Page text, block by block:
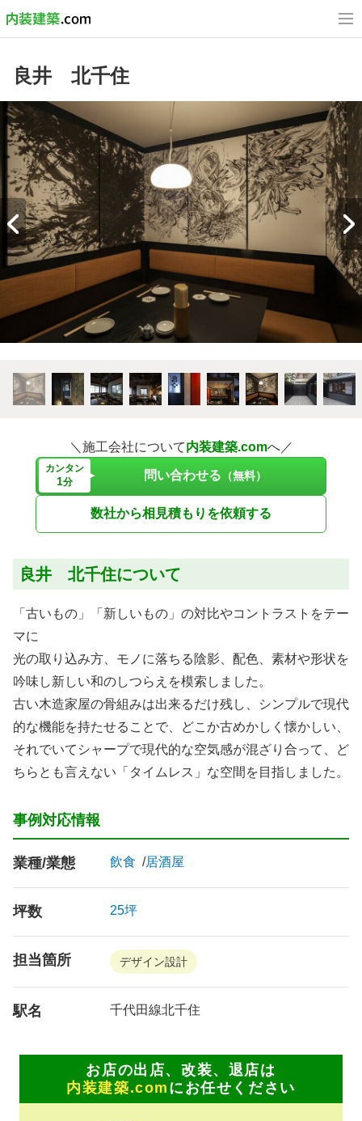
良井 北千住
＼施工会社について内装建築.comへ／
カンタン
1分 問い合わせる （無料）
数社から相見積もりを依頼する
良井 北千住について
「古いもの」「新しいもの」の対比やコントラストをテー
マに
光の取り込み方、モノに落ちる陰影、配色、素材や形状を
吟味し新しい和のしつらえを模索しました。
古い木造家屋の骨組みは出来るだけ残し、シンプルで現代
的な機能を持たせることで、どこか古めかしく懐かしい、
それでいてシャープで現代的な空気感が混ざり合って、ど
ちらとも言えない「タイムレス」な空間を目指しました。
事例対応情報
業種/業態 飲食 居酒屋
坪数 25坪
担当箇所 デザイン設計
駅名 千代田線北千住
お店の出店、改装、退店は
内装建築.com にお任せください